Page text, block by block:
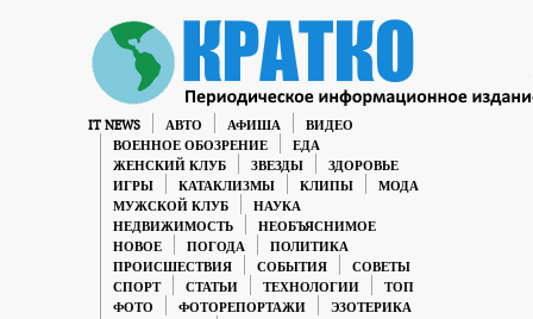
IT NEWS АВТО АФИША
ВИДЕО
ВОЕННОЕ ОБОЗРЕНИЕ
ЕДА
ЖЕНСКИЙ КЛУБ
ЗВЕЗДЫ
ЗДОРОВЬЕ
ИГРЫ
КАТАКЛИЗМЫ КЛИПЫ
МОДА
МУЖСКОЙ КЛУБ
НАУКА
НЕДВИЖИМОСТЬ
НЕОБЪЯСНИМОЕ
НОВОЕ
ПОГОДА
ПОЛИТИКА
ПРОИСШЕСТВИЯ
СОБЫТИЯ
СОВЕТЫ
СПОРТ
СТАТЬИ ТЕХНОЛОГИИ
ТОП
ФОТО
ФОТОРЕПОРТАЖИ
ЭЗОТЕРИКА